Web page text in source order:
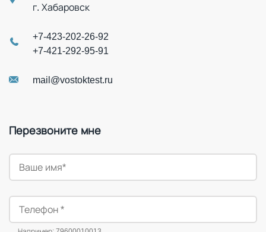
г. Хабаровск
+7-423-202-26-92
+7-421-292-95-91
mail@vostoktest.ru
Перезвоните мне